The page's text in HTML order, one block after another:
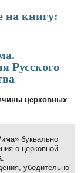
на книгу:
Русского
церковных
буквально
о церковной
убедительно